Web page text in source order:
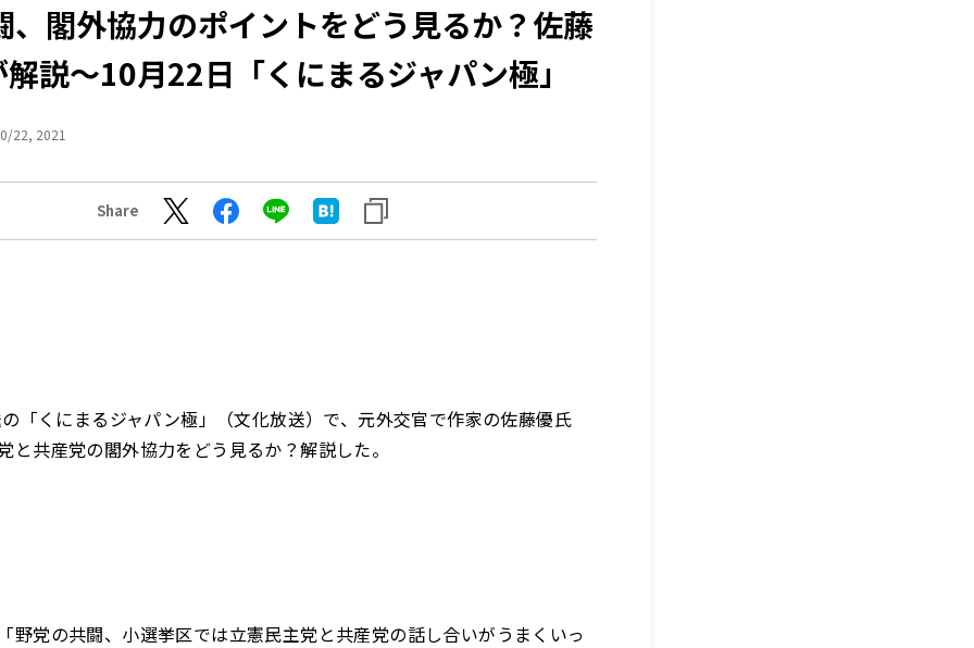
、閣外協力のポイントをどう見るか？佐藤
説～10月22日「くにまるジャパン極」
22, 2021
Share
「くにまるジャパン極」（文化放送）で、元外交官で作家の佐藤優​氏
と共産党の閣外協力をどう見るか？解説した。
野党の共闘、小選挙区では立憲民主党と共産党の話し合いがうまくいっ